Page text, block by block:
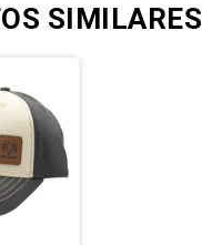
SIMILARES